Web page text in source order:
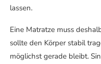
lassen.
Eine Matratze muss
sollte den Körper stabil
möglichst gerade bleibt.